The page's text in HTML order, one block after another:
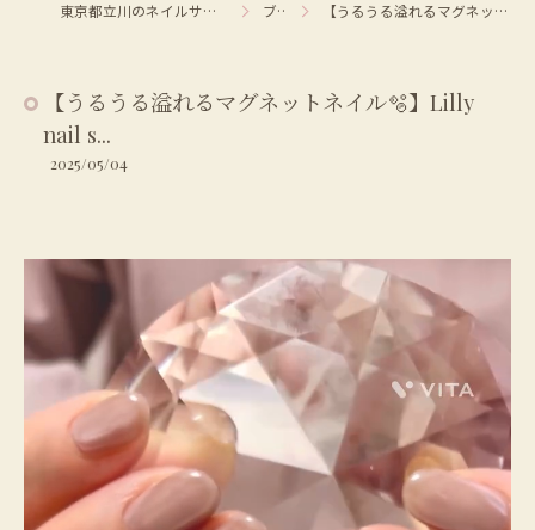
東京都立川のネイルサロンならLilly nail salon ブログ 【うるうる溢れるマグネットネイル🫧】Lilly nail s...
【うるうる溢れるマグネットネイル🫧】Lilly
nail s...
2025/05/04